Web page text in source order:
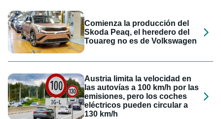
Comienza la producción del
Skoda Peaq, el heredero del
Touareg no es de Volkswagen
Austria limita la velocidad en
las autovías a 100 km/h por las
emisiones, pero los coches
eléctricos pueden circular a
130 km/h